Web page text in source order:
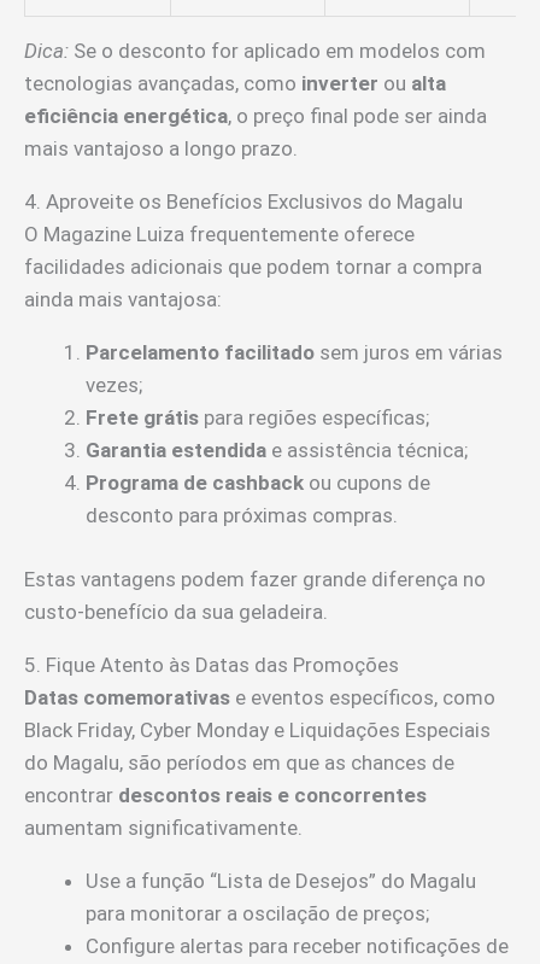
Dica: Se o desconto for aplicado em modelos com
tecnologias avançadas, como inverter ou alta
eficiência energética, o preço final pode ser ainda
mais vantajoso a longo prazo.
4. Aproveite os Benefícios Exclusivos do Magalu
O Magazine Luiza frequentemente oferece
facilidades adicionais que podem tornar a compra
ainda mais vantajosa:
Parcelamento facilitado sem juros em várias
vezes;
Frete grátis para regiões específicas;
Garantia estendida e assistência técnica;
Programa de cashback ou cupons de
desconto para próximas compras.
Estas vantagens podem fazer grande diferença no
custo-benefício da sua geladeira.
5. Fique Atento às Datas das Promoções
Datas comemorativas e eventos específicos, como
Black Friday, Cyber Monday e Liquidações Especiais
do Magalu, são períodos em que as chances de
encontrar descontos reais e concorrentes
aumentam significativamente.
Use a função “Lista de Desejos” do Magalu
para monitorar a oscilação de preços;
Configure alertas para receber notificações de